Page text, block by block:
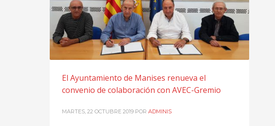
El Ayuntamiento de Manises renueva el
convenio de colaboración con AVEC-Gremio
MARTES, 22 OCTUBRE 2019 POR ADMINIS